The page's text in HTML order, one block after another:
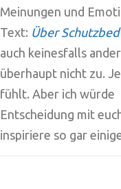
Meinungen und
Text: Über
auch keinesfalls
überhaupt nicht zu.
fühlt. Aber ich würde
Entscheidung mit
inspiriere so gar